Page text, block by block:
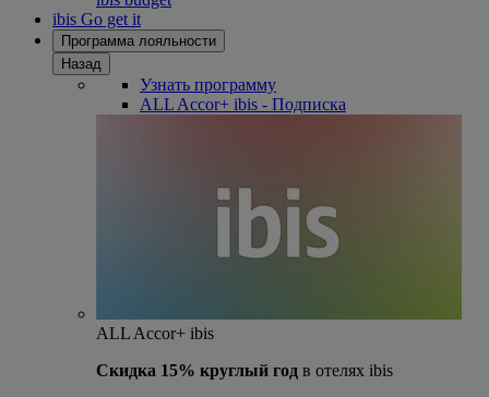
ibis Go get it
Программа лояльности
Назад
Узнать программу
ALL Accor+ ibis - Подписка
ALL Accor+ ibis
Скидка 15% круглый год в отелях ibis